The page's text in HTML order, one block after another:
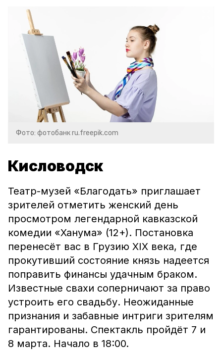
Фото: фотобанк ru.freepik.com
Кисловодск
Театр-музей «Благодать» приглашает
зрителей отметить женский день
просмотром легендарной кавказской
комедии «Ханума» (12+). Постановка
перенесёт вас в Грузию XIX века, где
прокутивший состояние князь надеется
поправить финансы удачным браком.
Известные свахи соперничают за право
устроить его свадьбу. Неожиданные
признания и забавные интриги зрителям
гарантированы. Спектакль пройдёт 7 и
8 марта. Начало в 18:00.